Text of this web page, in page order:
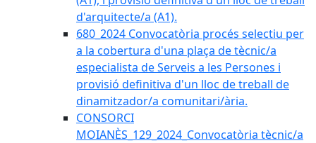
d'arquitecte/a (A1).
680_2024 Convocatòria procés selectiu per
a la cobertura d'una plaça de tècnic/a
especialista de Serveis a les Persones i
provisió definitiva d'un lloc de treball de
dinamitzador/a comunitari/ària.
CONSORCI
MOIANÈS_129_2024_Convocatòria tècnic/a